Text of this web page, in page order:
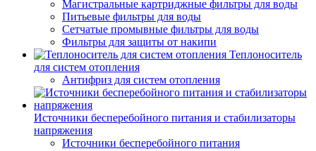
Магистральные картриджные фильтры для воды
Питьевые фильтры для воды
Сетчатые промывные фильтры для воды
Фильтры для защиты от накипи
Теплоноситель
для систем отопления
Антифриз для систем отопления
Источники бесперебойного питания и стабилизаторы
напряжения
Источники бесперебойного питания